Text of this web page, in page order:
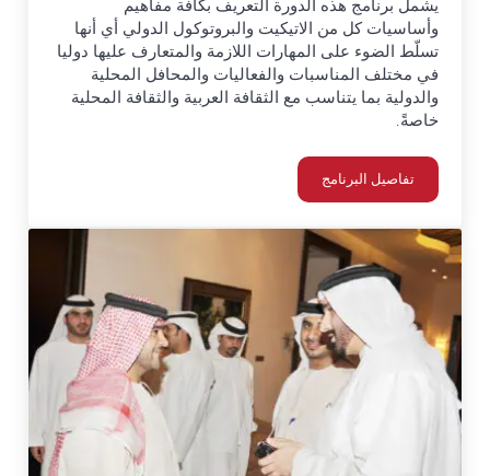
يشمل برنامج هذه الدورة التعريف بكافة مفاهيم
وأساسيات كل من الاتيكيت والبروتوكول الدولي أي أنها
تسلّط الضوء على المهارات اللازمة والمتعارف عليها دوليا
في مختلف المناسبات والفعاليات والمحافل المحلية
والدولية بما يتناسب مع الثقافة العربية والثقافة المحلية
خاصةً.
تفاصيل البرنامجالإتيكيت والبروتوكول الدولي